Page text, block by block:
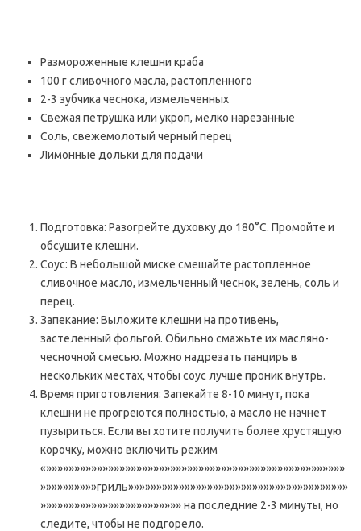
Размороженные клешни краба
100 г сливочного масла, растопленного
2-3 зубчика чеснока, измельченных
Свежая петрушка или укроп, мелко нарезанные
Соль, свежемолотый черный перец
Лимонные дольки для подачи
Подготовка: Разогрейте духовку до 180°C. Промойте и
обсушите клешни.
Соус: В небольшой миске смешайте растопленное
сливочное масло, измельченный чеснок, зелень, соль и
перец.
Запекание: Выложите клешни на противень,
застеленный фольгой. Обильно смажьте их масляно-
чесночной смесью. Можно надрезать панцирь в
нескольких местах, чтобы соус лучше проник внутрь.
Время приготовления: Запекайте 8-10 минут, пока
клешни не прогреются полностью, а масло не начнет
пузыриться. Если вы хотите получить более хрустящую
корочку, можно включить режим
«»»»»»»»»»»»»»»»»»»»»»»»»»»»»»»»»»»»»»»»»»»»»»»»»»»»»»
»»»»»»»»»»гриль»»»»»»»»»»»»»»»»»»»»»»»»»»»»»»»»»»»»»»»
»»»»»»»»»»»»»»»»»»»»»»»»» на последние 2-3 минуты, но
следите, чтобы не подгорело.